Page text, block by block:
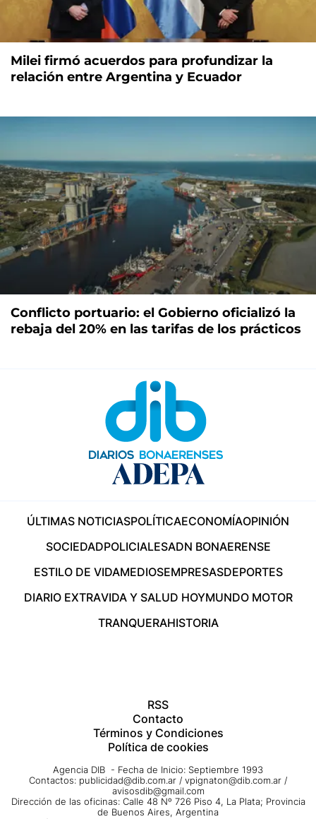
Milei firmó acuerdos para profundizar la
relación entre Argentina y Ecuador
Conflicto portuario: el Gobierno oficializó la
rebaja del 20% en las tarifas de los prácticos
ÚLTIMAS NOTICIASPOLÍTICAECONOMÍAOPINIÓN
SOCIEDADPOLICIALESADN BONAERENSE
ESTILO DE VIDAMEDIOSEMPRESASDEPORTES
DIARIO EXTRAVIDA Y SALUD HOYMUNDO MOTOR
TRANQUERAHISTORIA
RSS
Contacto
Términos y Condiciones
Política de cookies
Agencia DIB - Fecha de Inicio: Septiembre 1993
Contactos: publicidad@dib.com.ar / vpignaton@dib.com.ar /
avisosdib@gmail.com
Dirección de las oficinas: Calle 48 Nº 726 Piso 4, La Plata; Provincia
de Buenos Aires, Argentina